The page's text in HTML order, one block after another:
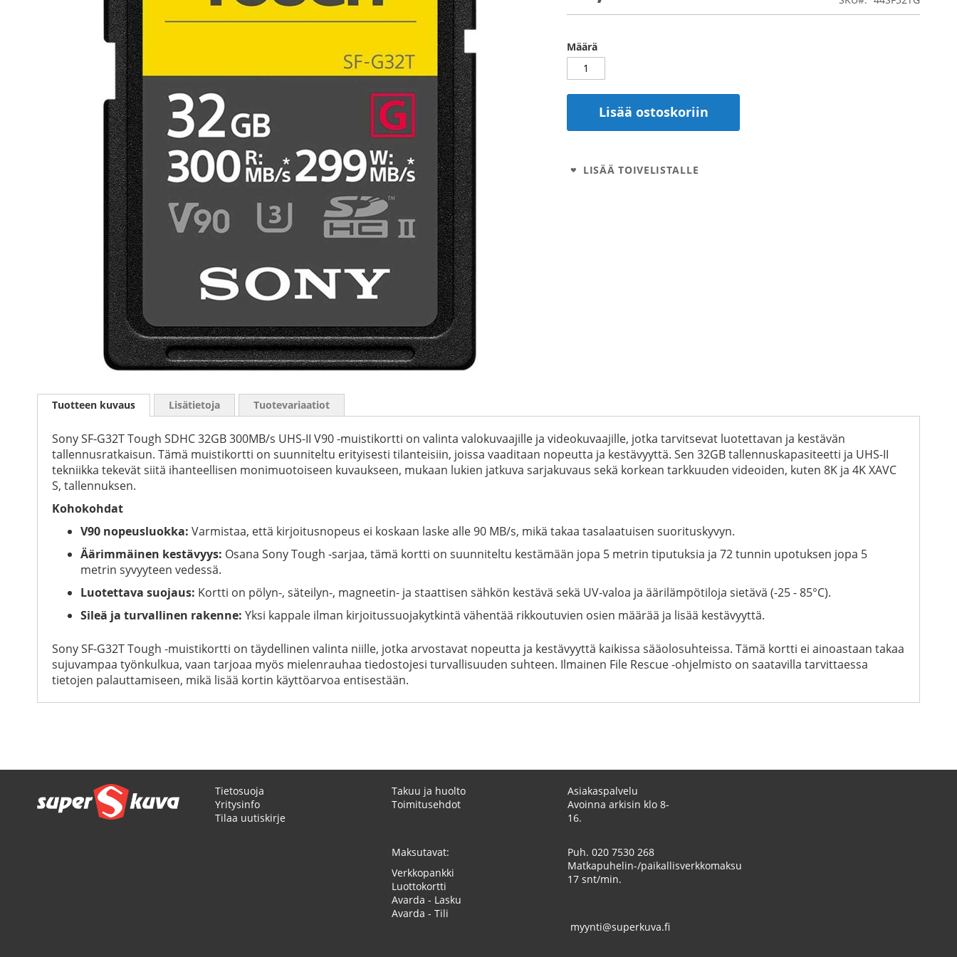
Määrä
Lisää ostoskoriin
LISÄÄ TOIVELISTALLE
to
images
gallery
Tuotteen kuvaus
Sony SF-G32T Tough SDHC 32GB 300MB/s UHS-II V90 -muistikortti on valinta valokuvaajille ja videokuvaajille, jotka tarvitsevat luotettavan ja kestävän
tallennusratkaisun. Tämä muistikortti on suunniteltu erityisesti tilanteisiin, joissa vaaditaan nopeutta ja kestävyyttä. Sen 32GB tallennuskapasiteetti ja UHS-II
tekniikka tekevät siitä ihanteellisen monimuotoiseen kuvaukseen, mukaan lukien jatkuva sarjakuvaus sekä korkean tarkkuuden videoiden, kuten 8K ja 4K XAVC
S, tallennuksen.
Kohokohdat
V90 nopeusluokka: Varmistaa, että kirjoitusnopeus ei koskaan laske alle 90 MB/s, mikä takaa tasalaatuisen suorituskyvyn.
Äärimmäinen kestävyys: Osana Sony Tough -sarjaa, tämä kortti on suunniteltu kestämään jopa 5 metrin tiputuksia ja 72 tunnin upotuksen jopa 5
metrin syvyyteen vedessä.
Luotettava suojaus: Kortti on pölyn-, säteilyn-, magneetin- ja staattisen sähkön kestävä sekä UV-valoa ja äärilämpötiloja sietävä (-25 - 85°C).
Sileä ja turvallinen rakenne: Yksi kappale ilman kirjoitussuojakytkintä vähentää rikkoutuvien osien määrää ja lisää kestävyyttä.
Sony SF-G32T Tough -muistikortti on täydellinen valinta niille, jotka arvostavat nopeutta ja kestävyyttä kaikissa sääolosuhteissa. Tämä kortti ei ainoastaan takaa
sujuvampaa työnkulkua, vaan tarjoaa myös mielenrauhaa tiedostojesi turvallisuuden suhteen. Ilmainen File Rescue -ohjelmisto on saatavilla tarvittaessa
tietojen palauttamiseen, mikä lisää kortin käyttöarvoa entisestään.
Lisätietoja Tuotevariaatiot
Tietosuoja
Yritysinfo
Tilaa uutiskirje
Takuu ja huolto
Toimitusehdot
Maksutavat:
Verkkopankki
Luottokortti
Avarda - Lasku
Avarda - Tili
Asiakaspalvelu
Avoinna arkisin klo 8-
16.
Puh. 020 7530 268
Matkapuhelin-/paikallisverkkomaksu
17 snt/min.
myynti@superkuva.fi